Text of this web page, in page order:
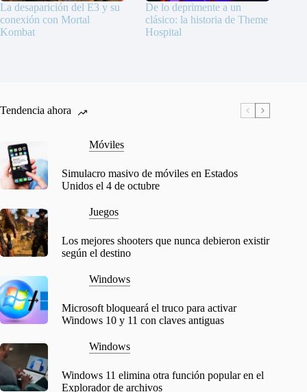
La desaparición del E3 y su
conexión con Mortal
Kombat
De lo deprimente a un
clásico: la historia de Theme
Hospital
Tendencia ahora
Móviles
Simulacro masivo de móviles en Estados
Unidos el 4 de octubre
Juegos
Los mejores shooters que nunca debieron existir
según el destino
Windows
Microsoft bloqueará el truco para activar
Windows 10 y 11 con claves antiguas
Windows
Windows 11 elimina otra función popular en el
Explorador de archivos